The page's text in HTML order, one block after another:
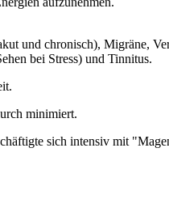
und chronisch), Migräne,
bei Stress) und Tinnitus.
minimiert.
sich intensiv mit